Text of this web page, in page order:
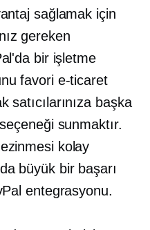
sağlamak için
gereken
bir işletme
favori e-ticaret
başka
sunmaktır.
kolay
büyük bir başarı
entegrasyonu.